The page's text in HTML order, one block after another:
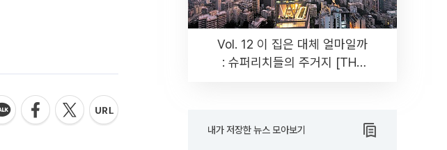
Vol. 12 이 집은 대체 얼마일까
: 슈퍼리치들의 주거지 [THE
내가 저장한 뉴스 모아보기